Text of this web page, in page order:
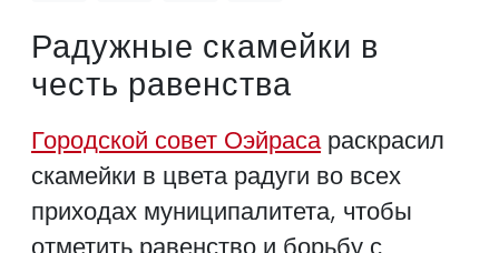
Радужные скамейки в
честь равенства
Городской совет Оэйраса раскрасил
скамейки в цвета радуги во всех
приходах муниципалитета, чтобы
отметить равенство и борьбу с